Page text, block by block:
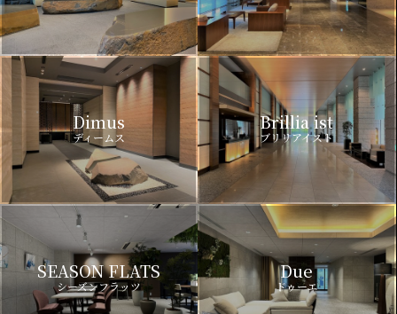
Dimus
ディームス
Brillia ist
ブリリアイスト
SEASON FLATS
シーズンフラッツ
Due
ドゥーエ